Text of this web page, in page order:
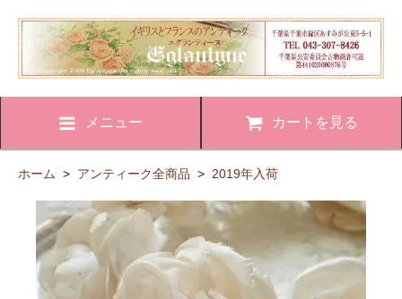
メニュー カートを見る
ホーム > アンティーク全商品 > 2019年入荷